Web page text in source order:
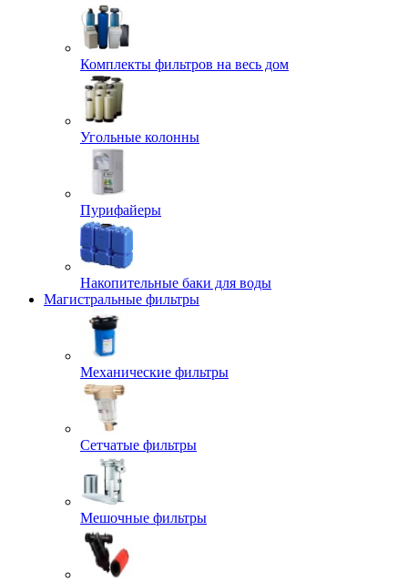
Комплекты фильтров на весь дом
Угольные колонны
Пурифайеры
Накопительные баки для воды
Магистральные фильтры
Механические фильтры
Сетчатые фильтры
Мешочные фильтры